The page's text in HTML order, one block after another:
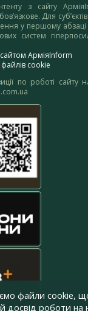
з сайту
Для
у першому абзаці
систем
АрміяInform
cookie
по роботі сайту
файли cookie,
досвід роботи на